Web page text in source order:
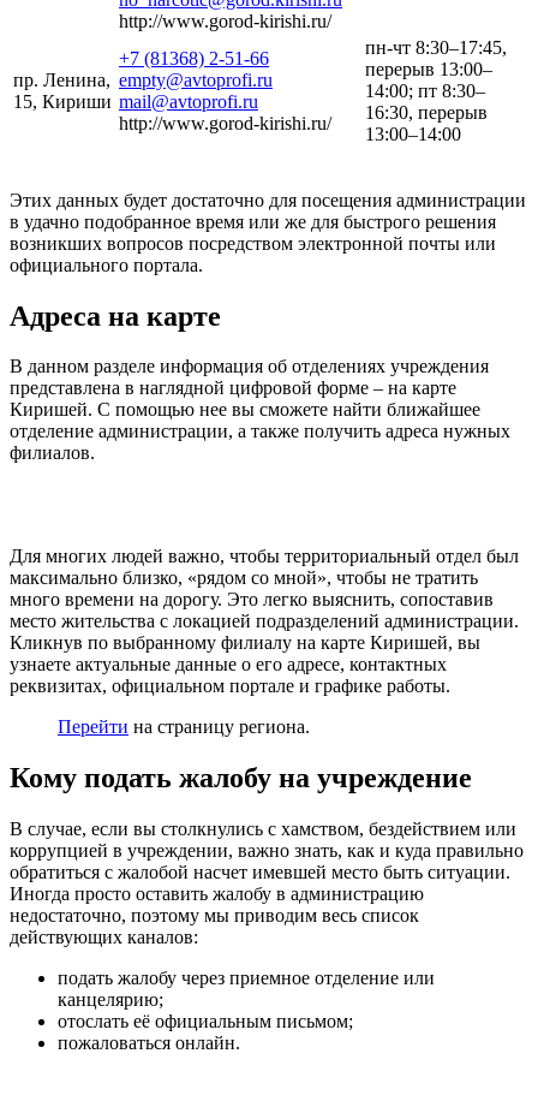
http://www.gorod-kirishi.ru/
пр. Ленина,
15, Кириши
+7 (81368) 2-51-66
empty@avtoprofi.ru
mail@avtoprofi.ru
http://www.gorod-kirishi.ru/
пн-чт 8:30–17:45,
перерыв 13:00–
14:00; пт 8:30–
16:30, перерыв
13:00–14:00
Этих данных будет достаточно для посещения администрации
в удачно подобранное время или же для быстрого решения
возникших вопросов посредством электронной почты или
официального портала.
Адреса на карте
В данном разделе информация об отделениях учреждения
представлена в наглядной цифровой форме – на карте
Киришей. С помощью нее вы сможете найти ближайшее
отделение администрации, а также получить адреса нужных
филиалов.
Для многих людей важно, чтобы территориальный отдел был
максимально близко, «рядом со мной», чтобы не тратить
много времени на дорогу. Это легко выяснить, сопоставив
место жительства с локацией подразделений администрации.
Кликнув по выбранному филиалу на карте Киришей, вы
узнаете актуальные данные о его адресе, контактных
реквизитах, официальном портале и графике работы.
Перейти на страницу региона.
Кому подать жалобу на учреждение
В случае, если вы столкнулись с хамством, бездействием или
коррупцией в учреждении, важно знать, как и куда правильно
обратиться с жалобой насчет имевшей место быть ситуации.
Иногда просто оставить жалобу в администрацию
недостаточно, поэтому мы приводим весь список
действующих каналов:
подать жалобу через приемное отделение или
канцелярию;
отослать её официальным письмом;
пожаловаться онлайн.